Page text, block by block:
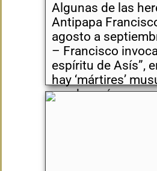
Algunas de las
Antipapa
agosto a
– Francisco invoca
espíritu de Asís”,
hay ‘mártires’
mucho más